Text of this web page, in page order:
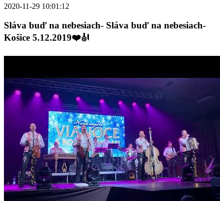
2020-11-29 10:01:12
Sláva buď na nebesiach- Sláva buď na nebesiach-
Košice 5.12.2019❤️🎻